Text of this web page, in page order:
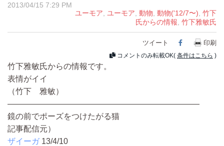
2013/04/15 7:29 PM
ユーモア
ユーモア 動物 動物('12/7〜) 竹下
氏からの情報 竹下雅敏氏
ツイート Facebook
印刷
コメントのみ転載OK( 条件はこちら )
竹下雅敏氏からの情報です。
表情がイイ
（竹下 雅敏）
————————————————————————
鏡の前でポーズをつけたがる猫
記事配信元）
ザイーガ 13/4/10